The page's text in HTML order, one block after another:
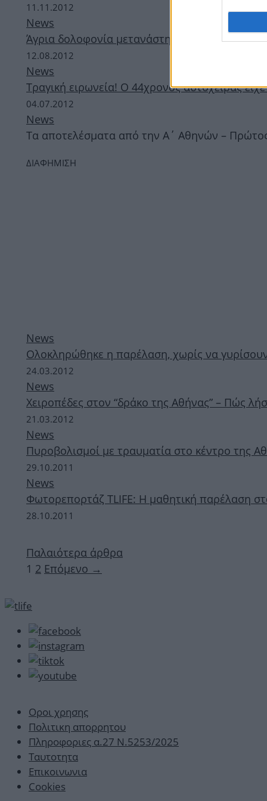
11.11.2012
News
Άγρια δολοφονία μετανάστη στο κέντρο της
12.08.2012
News
Τραγική ειρωνεία! Ο 44χρονος αυτόχειρας
04.07.2012
News
Τα αποτελέσματα από την Α΄ Αθηνών –
ΔΙΑΦΗΜΙΣΗ
News
Ολοκληρώθηκε η παρέλαση, χωρίς να
24.03.2012
News
Χειροπέδες στον “δράκο της Αθήνας” – Πώς
21.03.2012
News
Πυροβολισμοί με τραυματία στο κέντρο της
29.10.2011
News
Φωτορεπορτάζ TLIFE: Η μαθητική παρέλαση
28.10.2011
Παλαιότερα άρθρα
Σελίδα
1 Σελίδα
2 Επόμενο →
Οροι χρησης
Πολιτικη απορρητου
Πληροφοριες α.27 Ν.5253/2025
Ταυτοτητα
Επικοινωνια
Cookies